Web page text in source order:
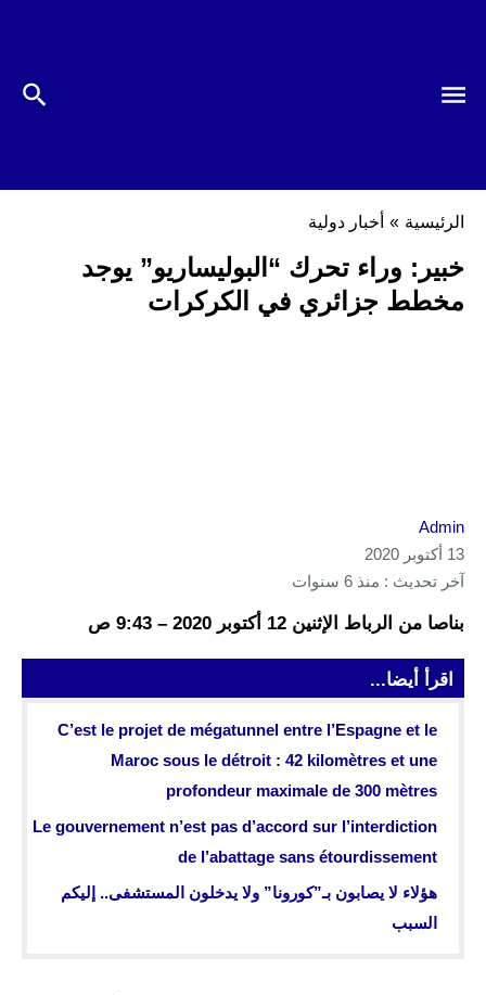
الرئيسية » أخبار دولية
خبير: وراء تحرك “البوليساريو” يوجد
مخطط جزائري في الكركرات
Admin
13 أكتوبر 2020
آخر تحديث : منذ 6 سنوات
بناصا من الرباط الإثنين 12 أكتوبر 2020 – 9:43 ص
اقرأ أيضا...
C’est le projet de mégatunnel entre l’Espagne et le
Maroc sous le détroit : 42 kilomètres et une
profondeur maximale de 300 mètres
Le gouvernement n’est pas d’accord sur l’interdiction
de l’abattage sans étourdissement
هؤلاء لا يصابون بـ”كورونا” ولا يدخلون المستشفى.. إليكم
السبب‎